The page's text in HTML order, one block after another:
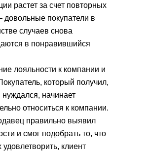
растет за счет повторных
довольные покупатели в
случаев снова
в понравившийся
лояльности к компании и
который получил,
нуждался, начинает
относиться к компании.
правильно выявил
и смог подобрать то, что
удовлетворить, клиент